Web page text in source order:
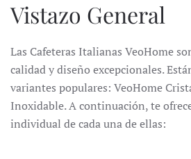
Vistazo General
Las Cafeteras Italianas VeoHome
calidad y diseño excepcionales.
variantes populares: VeoHome
Inoxidable.A continuación, te
individual de cada una de ellas: